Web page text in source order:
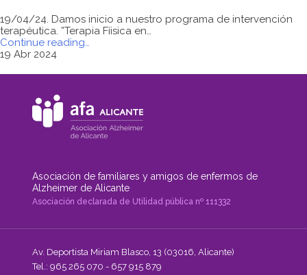
19/04/24. Damos inicio a nuestro programa de intervención
terapéutica. ”Terapia Fíisica en…
Continue reading
de
Física
en
la
Naturaleza."
…
19 Abr 2024
Asociación de familiares y amigos de enfermos de
Alzheimer de Alicante
Asociación declarada de Utilidad pública nº 111332
Av. Deportista Miriam Blasco, 13 (03016, Alicante)
Tel.: 965 265 070 - 657 915 879